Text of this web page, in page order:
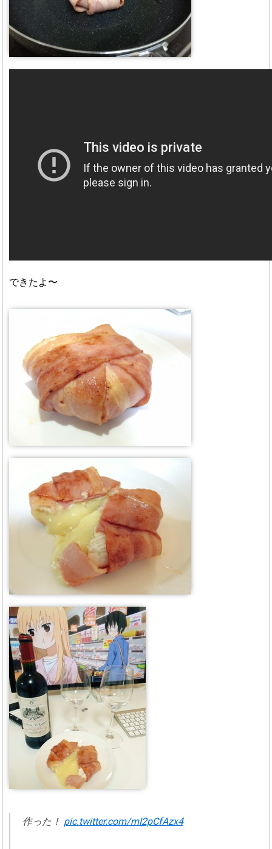
できたよ〜
作った！ pic.twitter.com/mI2pCfAzx4